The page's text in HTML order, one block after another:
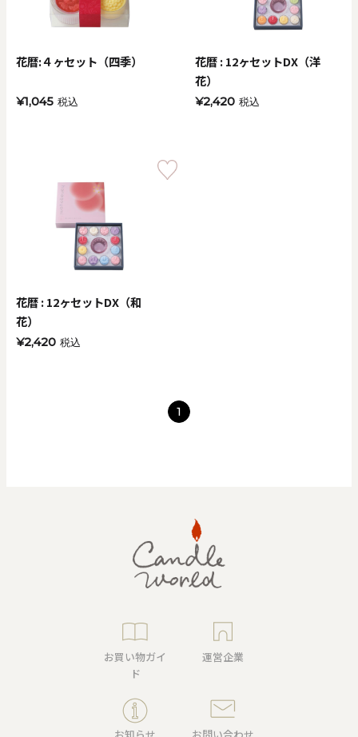
花暦:４ヶセット（四季）
¥1,045 税込
花暦 : 12ヶセットDX（洋
花）
¥2,420 税込
花暦 : 12ヶセットDX（和
花）
¥2,420 税込
1
お買い物ガイ
ド
運営企業